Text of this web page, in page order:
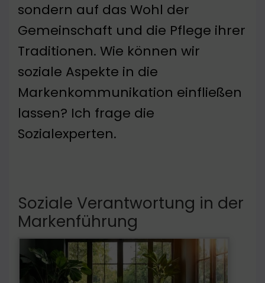
sondern auf das Wohl der
Gemeinschaft und die Pflege ihrer
Traditionen. Wie können wir
soziale Aspekte in die
Markenkommunikation einfließen
lassen? Ich frage die
Sozialexperten.
Soziale Verantwortung in der
Markenführung